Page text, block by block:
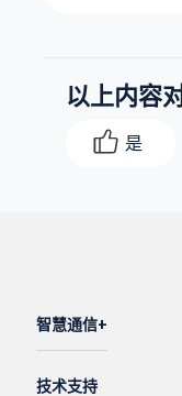
以上内容
是
智慧通信
技术支持